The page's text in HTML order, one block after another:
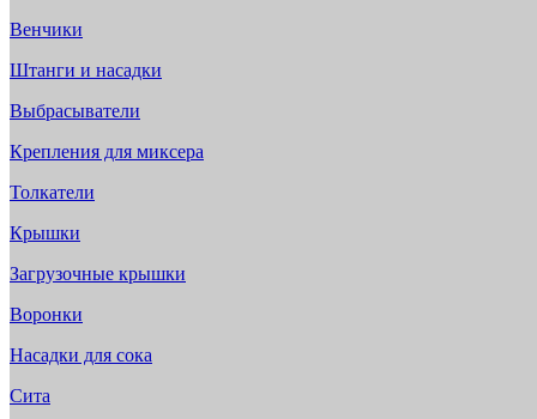
Венчики
Штанги и насадки
Выбрасыватели
Крепления для миксера
Толкатели
Крышки
Загрузочные крышки
Воронки
Насадки для сока
Сита